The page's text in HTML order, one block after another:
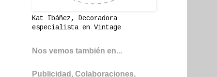
Kat Ibáñez, Decoradora
especialista en Vintage
Nos vemos también en...
Publicidad, Colaboraciones,